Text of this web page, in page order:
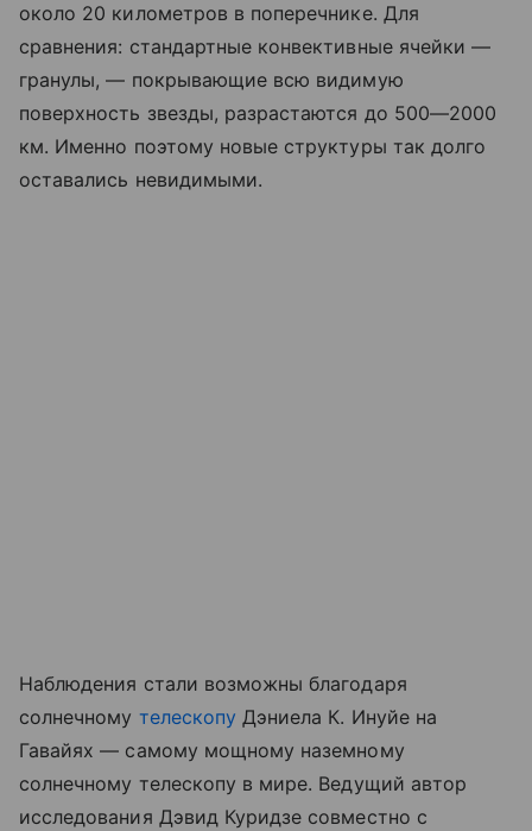
около 20 километров в поперечнике. Для
сравнения: стандартные конвективные ячейки —
гранулы, — покрывающие всю видимую
поверхность звезды, разрастаются до 500—2000
км. Именно поэтому новые структуры так долго
оставались невидимыми.
Наблюдения стали возможны благодаря
солнечному телескопу Дэниела К. Инуйе на
Гавайях — самому мощному наземному
солнечному телескопу в мире. Ведущий автор
исследования Дэвид Куридзе совместно с